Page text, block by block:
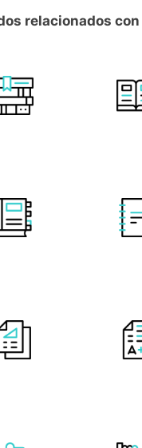
relacionados